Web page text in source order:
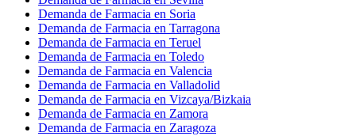
Demanda de Farmacia en Soria
Demanda de Farmacia en Tarragona
Demanda de Farmacia en Teruel
Demanda de Farmacia en Toledo
Demanda de Farmacia en Valencia
Demanda de Farmacia en Valladolid
Demanda de Farmacia en Vizcaya/Bizkaia
Demanda de Farmacia en Zamora
Demanda de Farmacia en Zaragoza